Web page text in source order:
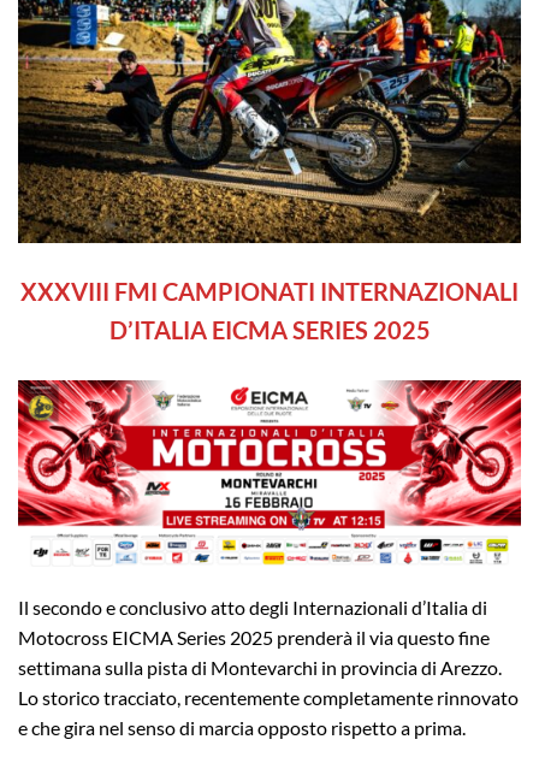
XXXVIII FMI CAMPIONATI INTERNAZIONALI
D’ITALIA EICMA SERIES 2025
Il secondo e conclusivo atto degli Internazionali d’Italia di
Motocross EICMA Series 2025 prenderà il via questo fine
settimana sulla pista di Montevarchi in provincia di Arezzo.
Lo storico tracciato, recentemente completamente rinnovato
e che gira nel senso di marcia opposto rispetto a prima.